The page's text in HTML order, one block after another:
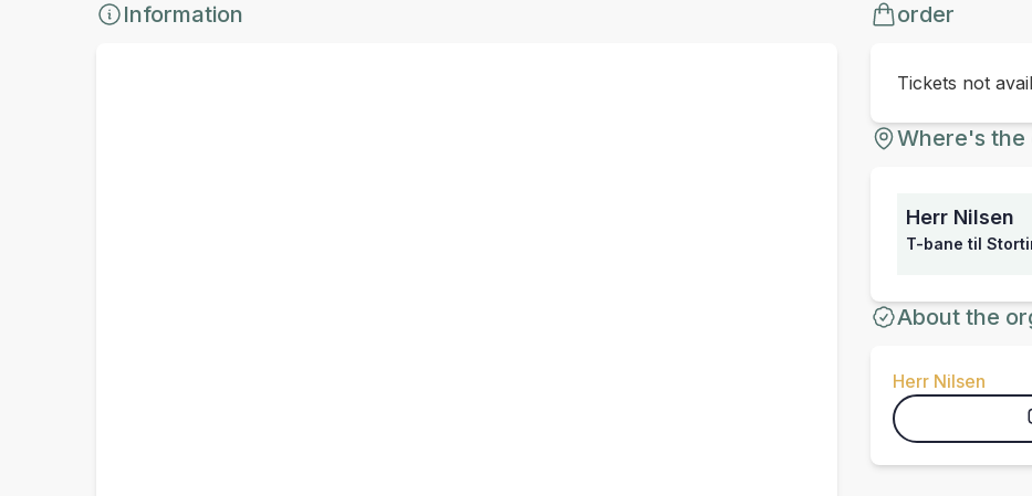
Information order
Tickets not
Where's the
Herr Nilsen
T-bane til
About the
Herr Nilsen